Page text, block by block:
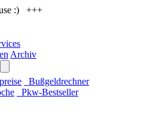
:) +++
Archiv
Bußgeldrechner
Pkw-Bestseller